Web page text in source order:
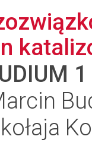
1